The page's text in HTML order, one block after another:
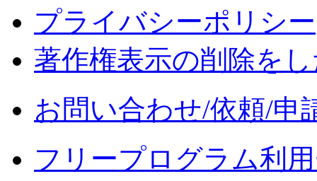
プライバシーポリシー
著作権表示の削除を
お問い合わせ/依頼/申
フリープログラム利